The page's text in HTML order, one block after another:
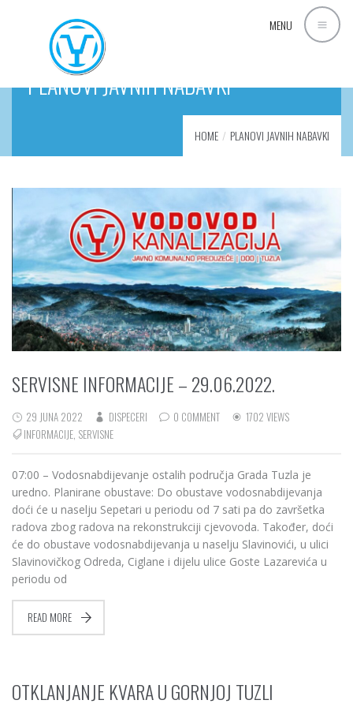
MENU
PLANOVI JAVNIH NABAVKI
HOME PLANOVI JAVNIH NABAVKI
SERVISNE INFORMACIJE – 29.06.2022.
29 JUNA 2022 DISPECERI 0 COMMENT
1702 VIEWS
INFORMACIJE SERVISNE
07:00 – Vodosnabdijevanje ostalih područja Grada Tuzla je
uredno. Planirane obustave: Do obustave vodosnabdijevanja
doći će u naselju Sepetari u periodu od 7 sati pa do završetka
radova zbog radova na rekonstrukciji cjevovoda. Također, doći
će do obustave vodosnabdijevanja u naselju Slavinovići, u ulici
Slavinovičkog Odreda, Ciglane i dijelu ulice Goste Lazarevića u
periodu od
READ MORE
OTKLANJANJE KVARA U GORNJOJ TUZLI